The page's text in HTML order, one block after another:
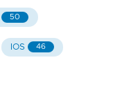
50
IOS 46